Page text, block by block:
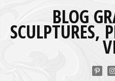
BLOG
SCULPTURES,